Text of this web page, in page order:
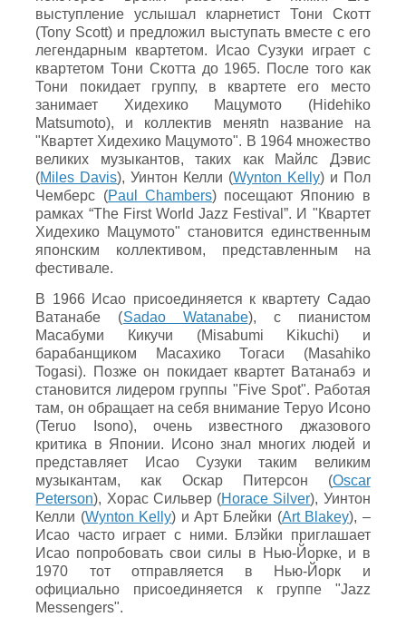
выступление услышал кларнетист Тони Скотт
(Tony Scott) и предложил выступать вместе с его
легендарным квартетом. Исао Сузуки играет с
квартетом Тони Скотта до 1965. После того как
Тони покидает группу, в квартете его место
занимает Хидехико Мацумото (Hidehiko
Matsumoto), и коллектив меняtn название на
"Квартет Хидехико Мацумото". В 1964 множество
великих музыкантов, таких как Майлс Дэвис
(Miles Davis), Уинтон Келли (Wynton Kelly) и Пол
Чемберс (Paul Chambers) посещают Японию в
рамках “The First World Jazz Festival”. И "Квартет
Хидехико Мацумото" становится единственным
японским коллективом, представленным на
фестивале.
В 1966 Исао присоединяется к квартету Садао
Ватанабе (Sadao Watanabe), с пианистом
Масабуми Кикучи (Misabumi Kikuchi) и
барабанщиком Масахико Тогаси (Masahiko
Togasi). Позже он покидает квартет Ватанабэ и
становится лидером группы "Five Spot". Работая
там, он обращает на себя внимание Теруо Исоно
(Teruo Isono), очень известного джазового
критика в Японии. Исоно знал многих людей и
представляет Исао Сузуки таким великим
музыкантам, как Оскар Питерсон (Oscar
Peterson), Хорас Сильвер (Horace Silver), Уинтон
Келли (Wynton Kelly) и Арт Блейки (Art Blakey), –
Исао часто играет с ними. Блэйки приглашает
Исао попробовать свои силы в Нью-Йорке, и в
1970 тот отправляется в Нью-Йорк и
официально присоединяется к группе "Jazz
Messengers".